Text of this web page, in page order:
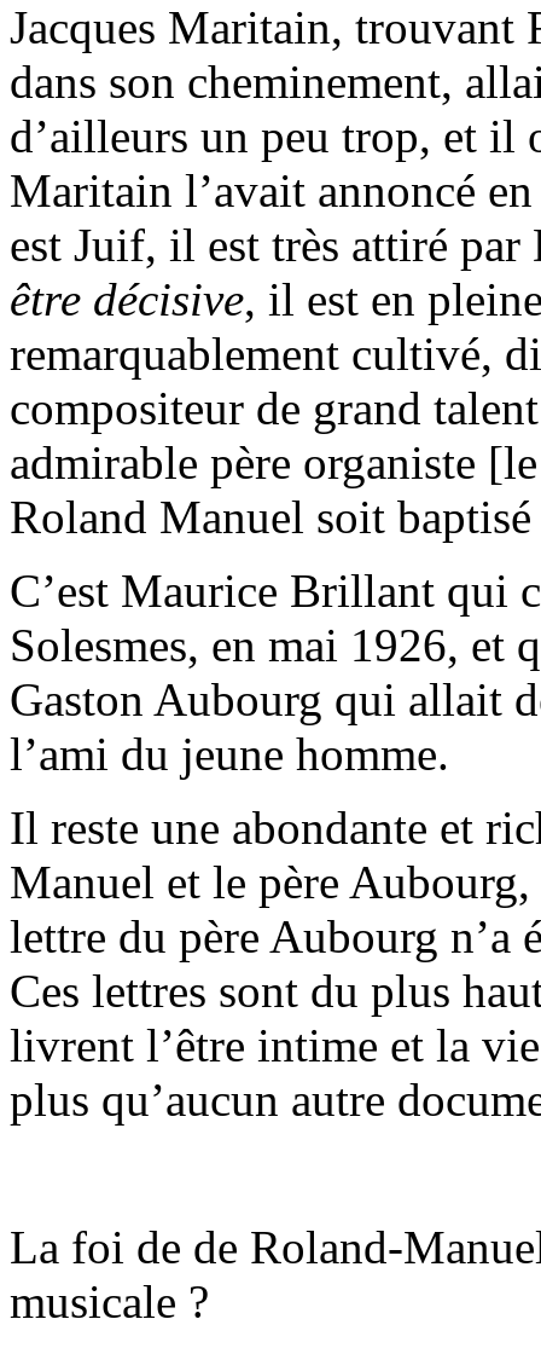
Jacques Maritain, trouvant
dans son cheminement,
d’ailleurs un peu trop, et il
Maritain l’avait annoncé
est Juif, il est très attiré
être décisive, il est en
remarquablement cultivé,
compositeur de grand
admirable père organiste
Roland Manuel soit baptisé
C’est Maurice Brillant qui
Solesmes, en mai 1926, et
Gaston Aubourg qui allait
l’ami du jeune homme.
Il reste une abondante et
Manuel et le père
lettre du père Aubourg n’a
Ces lettres sont du plus
livrent l’être intime et la
plus qu’aucun autre
La foi de de Roland-
musicale ?